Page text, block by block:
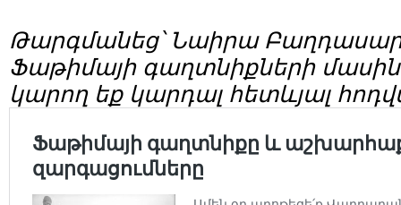
Թարգմանեց՝ Նաիրա
Ֆաթիմայի գաղտնիքների մասին
կարող եք կարդալ հետևյալ